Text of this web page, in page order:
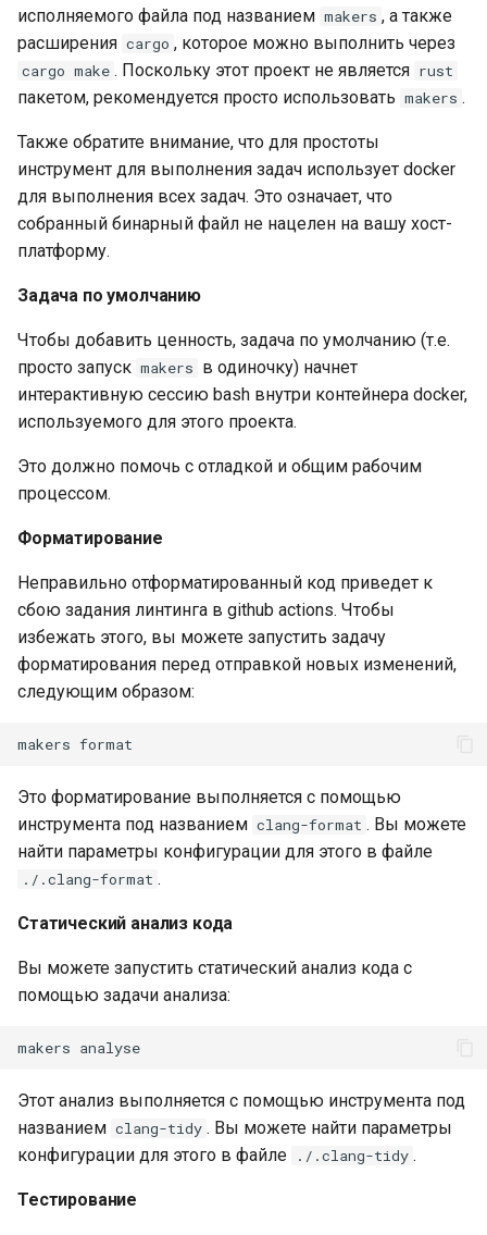
scrypt
session
signal
smtp
sniproxy
string
t1k
tags
tarantool
template
timer
tlc
tsort
txid
upstream
исполняемого файла под названием makers , а также
расширения cargo , которое можно выполнить через
cargo make . Поскольку этот проект не является rust
пакетом, рекомендуется просто использовать makers .
Также обратите внимание, что для простоты
инструмент для выполнения задач использует docker
для выполнения всех задач. Это означает, что
собранный бинарный файл не нацелен на вашу хост-
платформу.
Задача по умолчанию
Чтобы добавить ценность, задача по умолчанию (т.е.
просто запуск makers в одиночку) начнет
интерактивную сессию bash внутри контейнера docker,
используемого для этого проекта.
Это должно помочь с отладкой и общим рабочим
процессом.
Форматирование
Неправильно отформатированный код приведет к
сбою задания линтинга в github actions. Чтобы
избежать этого, вы можете запустить задачу
форматирования перед отправкой новых изменений,
следующим образом:
makers
Это форматирование выполняется с помощью
инструмента под названием clang-format . Вы можете
найти параметры конфигурации для этого в файле
./.clang-format .
Статический анализ кода
Вы можете запустить статический анализ кода с
помощью задачи анализа:
makers
Этот анализ выполняется с помощью инструмента под
названием clang-tidy . Вы можете найти параметры
конфигурации для этого в файле
./.clang-tidy .
Тестирование